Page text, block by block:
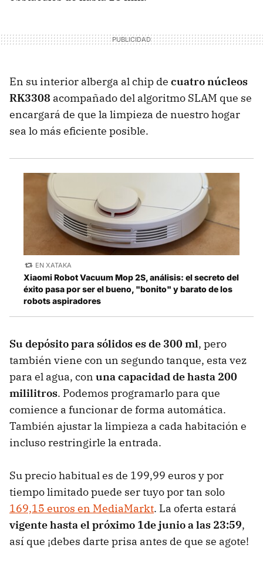
En su interior alberga al chip de cuatro núcleos
RK3308 acompañado del algoritmo SLAM que se
encargará de que la limpieza de nuestro hogar
sea lo más eficiente posible.
EN XATAKA
Xiaomi Robot Vacuum Mop 2S, análisis: el secreto del
éxito pasa por ser el bueno, "bonito" y barato de los
robots aspiradores
Su depósito para sólidos es de 300 ml, pero
también viene con un segundo tanque, esta vez
para el agua, con una capacidad de hasta 200
mililitros. Podemos programarlo para que
comience a funcionar de forma automática.
También ajustar la limpieza a cada habitación e
incluso restringirle la entrada.
Su precio habitual es de 199,99 euros y por
tiempo limitado puede ser tuyo por tan solo
169,15 euros en MediaMarkt. La oferta estará
vigente hasta el próximo 1de junio a las 23:59,
así que ¡debes darte prisa antes de que se agote!